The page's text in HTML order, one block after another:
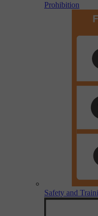
Prohibition
Safety and